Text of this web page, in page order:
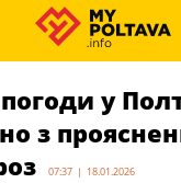
у
з
07:37 | 18.01.2026